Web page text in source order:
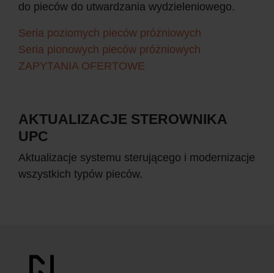
do pieców do utwardzania wydzieleniowego.
Seria poziomych pieców próżniowych
Seria pionowych pieców próżniowych
ZAPYTANIA OFERTOWE
AKTUALIZACJE STEROWNIKA
UPC
Aktualizacje systemu sterującego i modernizacje
wszystkich typów pieców.